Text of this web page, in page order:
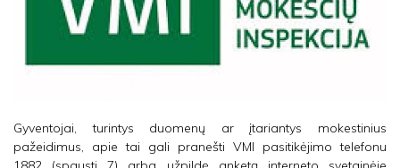
Gyventojai, turintys duomenų ar įtariantys mokestinius
pažeidimus, apie tai gali pranešti VMI pasitikėjimo telefonu